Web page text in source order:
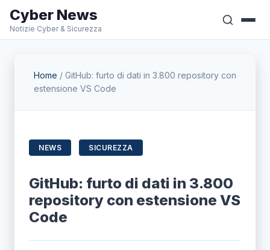
Cyber News
Notizie Cyber & Sicurezza
Home / GitHub: furto di dati in 3.800 repository con
estensione VS Code
NEWS SICUREZZA
GitHub: furto di dati in 3.800
repository con estensione VS
Code